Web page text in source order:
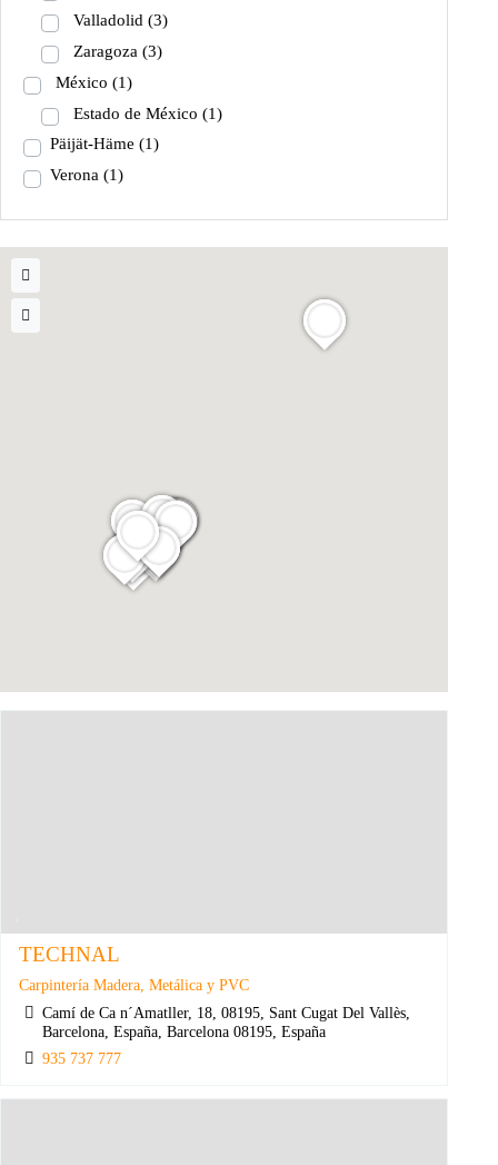
Valladolid (3)
Zaragoza (3)
México (1)
Estado de México (1)
Päijät-Häme (1)
Verona (1)
TECHNAL
Carpintería Madera, Metálica y PVC
Camí de Ca n´Amatller, 18, 08195, Sant Cugat Del Vallès,
Barcelona, España, Barcelona 08195, España
935 737 777